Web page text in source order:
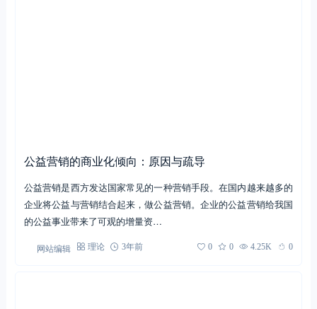
公益营销的商业化倾向：原因与疏导
公益营销是西方发达国家常见的一种营销手段。在国内越来越多的
企业将公益与营销结合起来，做公益营销。企业的公益营销给我国
的公益事业带来了可观的增量资…
网站编辑 理论 3年前 0 0 4.25K 0